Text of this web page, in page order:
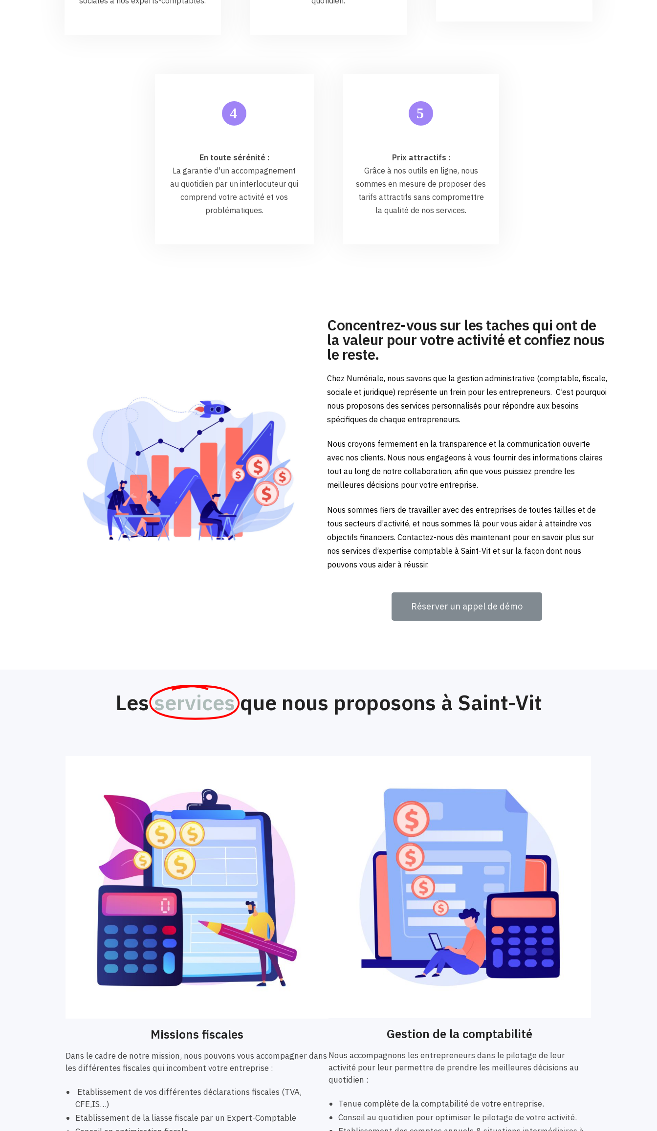
4
En toute sérénité :
La garantie d'un accompagnement
au quotidien par un interlocuteur qui
comprend votre activité et vos
problématiques.
5
Prix attractifs :
Grâce à nos outils en ligne, nous
sommes en mesure de proposer des
tarifs attractifs sans compromettre
la qualité de nos services.
Concentrez-vous sur les taches qui ont de
la valeur pour votre activité et confiez nous
le reste.
Chez Numériale, nous savons que la gestion administrative (comptable, fiscale,
sociale et juridique) représente un frein pour les entrepreneurs. C’est pourquoi
nous proposons des services personnalisés pour répondre aux besoins
spécifiques de chaque entrepreneurs.
Nous croyons fermement en la transparence et la communication ouverte
avec nos clients. Nous nous engageons à vous fournir des informations claires
tout au long de notre collaboration, afin que vous puissiez prendre les
meilleures décisions pour votre entreprise.
Nous sommes fiers de travailler avec des entreprises de toutes tailles et de
tous secteurs d’activité, et nous sommes là pour vous aider à atteindre vos
objectifs financiers. Contactez-nous dès maintenant pour en savoir plus sur
nos services d’expertise comptable à Saint-Vit et sur la façon dont nous
pouvons vous aider à réussir.
Réserver un appel de démo
Lesservices que nous proposons à Saint-Vit
Missions fiscales
Dans le cadre de notre mission, nous pouvons vous accompagner dans
les différentes fiscales qui incombent votre entreprise :
Etablissement de vos différentes déclarations fiscales (TVA,
CFE,IS…)
Etablissement de la liasse fiscale par un Expert-Comptable
Gestion de la comptabilité
Nous accompagnons les entrepreneurs dans le pilotage de leur
activité pour leur permettre de prendre les meilleures décisions au
quotidien :
Tenue complète de la comptabilité de votre entreprise.
Conseil au quotidien pour optimiser le pilotage de votre activité.